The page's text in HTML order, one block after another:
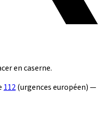
en caserne.
112(urgences européen) —